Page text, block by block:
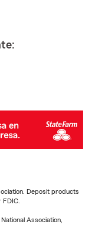
Deposit products
Association,